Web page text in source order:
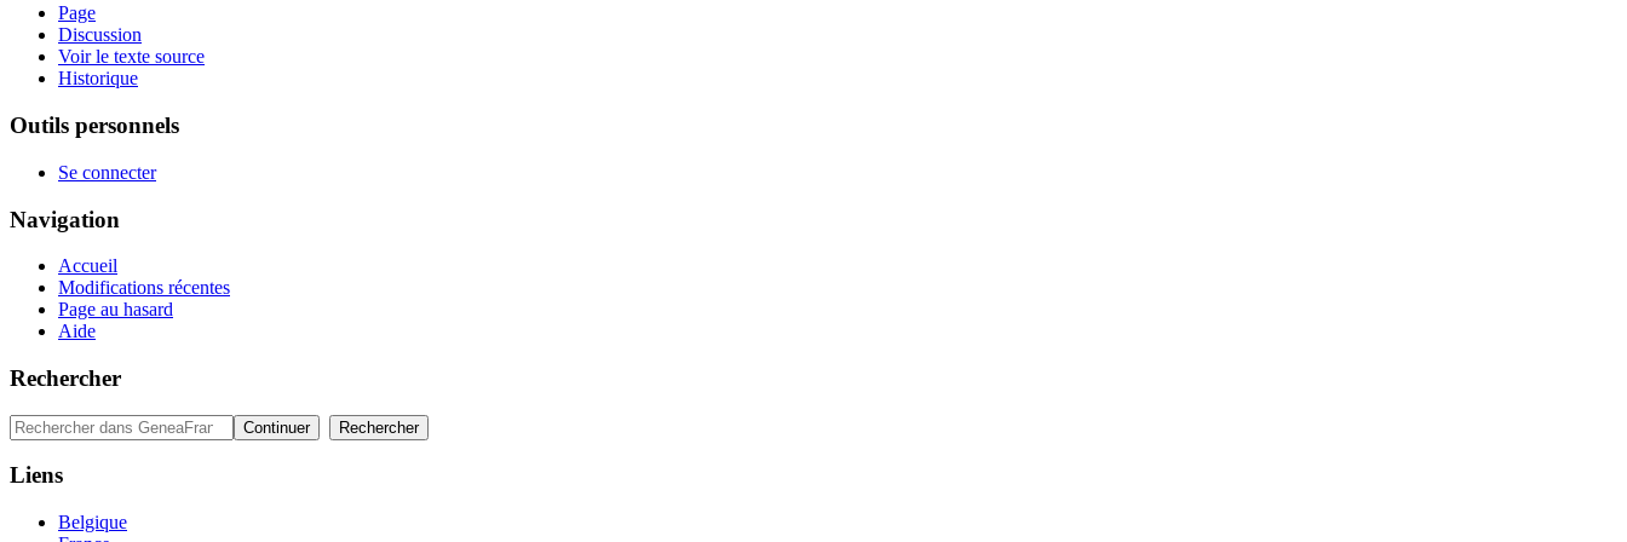
Page
Discussion
Voir le texte source
Historique
Outils personnels
Se connecter
Navigation
Accueil
Modifications récentes
Page au hasard
Aide
Rechercher
Liens
Belgique